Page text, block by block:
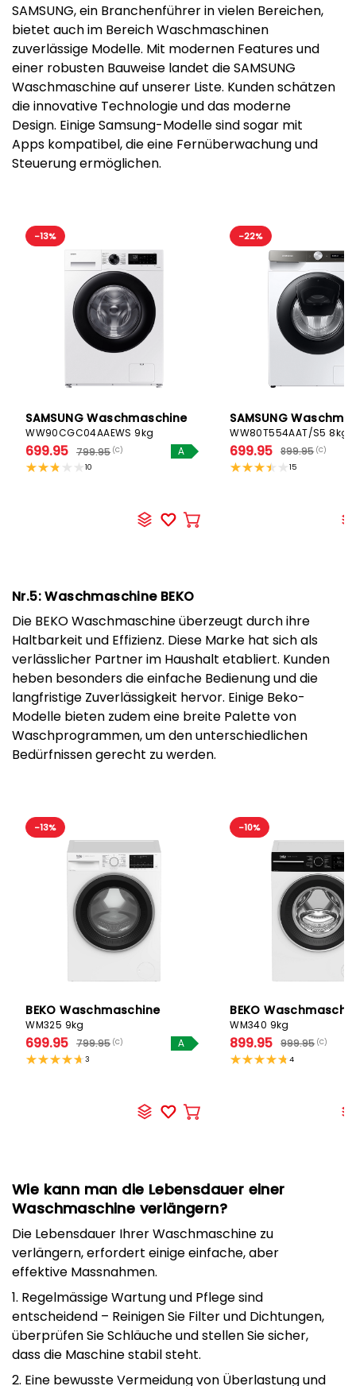
SAMSUNG, ein Branchenführer in vielen Bereichen,
bietet auch im Bereich Waschmaschinen
zuverlässige Modelle. Mit modernen Features und
einer robusten Bauweise landet die SAMSUNG
Waschmaschine auf unserer Liste. Kunden schätzen
die innovative Technologie und das moderne
Design. Einige Samsung-Modelle sind sogar mit
Apps kompatibel, die eine Fernüberwachung und
Steuerung ermöglichen.
-13%
SAMSUNG Waschmaschine
WW90CGC04AAEWS 9kg
699.95 799.95 (C) A
10
In
-22%
SAMSUNG
WW80T554AAT/S5 8kg
699.95 899.95 (C)
15
Nr.5: Waschmaschine BEKO
Die BEKO Waschmaschine überzeugt durch ihre
Haltbarkeit und Effizienz. Diese Marke hat sich als
verlässlicher Partner im Haushalt etabliert. Kunden
heben besonders die einfache Bedienung und die
langfristige Zuverlässigkeit hervor. Einige Beko-
Modelle bieten zudem eine breite Palette von
Waschprogrammen, um den unterschiedlichen
Bedürfnissen gerecht zu werden.
-13%
BEKO Waschmaschine
WM325 9kg
699.95 799.95 (C) A
3
In
-10%
BEKO
WM340 9kg
899.95 999.95 (C)
4
Wie kann man die Lebensdauer einer
Waschmaschine verlängern?
Die Lebensdauer Ihrer Waschmaschine zu
verlängern, erfordert einige einfache, aber
effektive Massnahmen.
1. Regelmässige Wartung und Pflege sind
entscheidend – Reinigen Sie Filter und Dichtungen,
überprüfen Sie Schläuche und stellen Sie sicher,
dass die Maschine stabil steht.
2. Eine bewusste Vermeidung von Überlastung und